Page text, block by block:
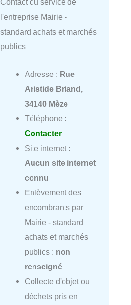
Contact du service de
l'entreprise Mairie -
standard achats et marchés
publics
Adresse : Rue
Aristide Briand,
34140 Mèze
Téléphone :
Contacter
Site internet :
Aucun site internet
connu
Enlèvement des
encombrants par
Mairie - standard
achats et marchés
publics : non
renseigné
Collecte d'objet ou
déchets pris en